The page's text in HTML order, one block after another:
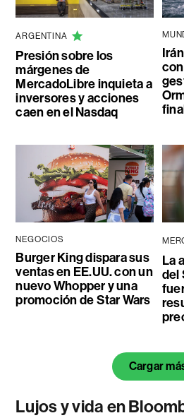
ARGENTINA
Presión sobre los
márgenes de
MercadoLibre inquieta a
inversores y acciones
caen en el Nasdaq
NEGOCIOS
Burger King dispara sus
ventas en EE.UU. con un
nuevo Whopper y una
promoción de Star Wars
La
del
Cargar
Lujos y vida en